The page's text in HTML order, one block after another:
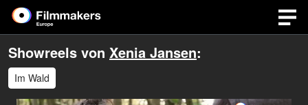
Showreels von Xenia Jansen:
Im Wald